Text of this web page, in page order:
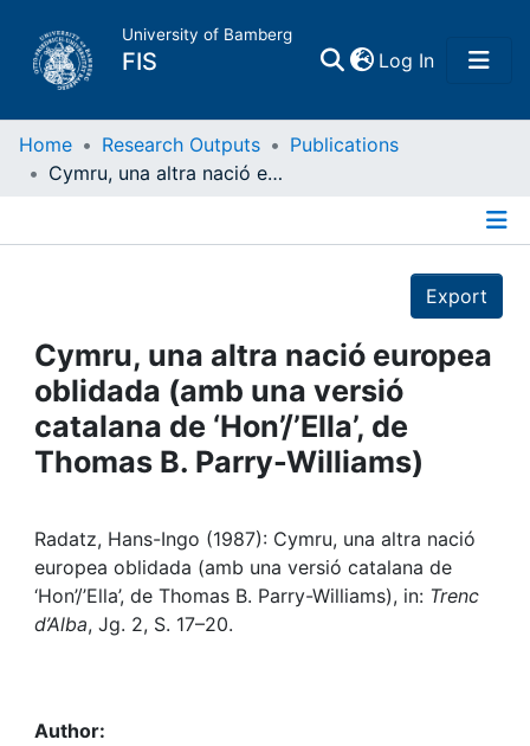
University of Bamberg
FIS Log In(current)
Home
People
Institutions
Awards
My FIS
Home Research Outputs
Publications
Cymru, una altra nació europea oblidada (amb una versió catalana de ‘Hon’/’Ella’, de Thomas B. Parry-Williams)
Export
Cymru, una altra nació europea
oblidada (amb una versió
catalana de ‘Hon’/’Ella’, de
Thomas B. Parry-Williams)
Radatz, Hans-Ingo (1987): Cymru, una altra nació
europea oblidada (amb una versió catalana de
‘Hon’/’Ella’, de Thomas B. Parry-Williams), in: Trenc
d’Alba, Jg. 2, S. 17–20.
Author: